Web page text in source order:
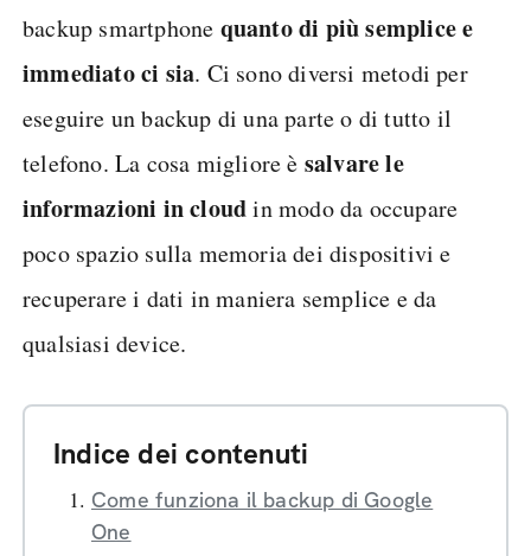
backup smartphone quanto di più semplice e
immediato ci sia. Ci sono diversi metodi per
eseguire un backup di una parte o di tutto il
telefono. La cosa migliore è salvare le
informazioni in cloudin modo da occupare
poco spazio sulla memoria dei dispositivi e
recuperare i dati in maniera semplice e da
qualsiasi device.
Indice dei contenuti
Come funziona il backup di Google
One